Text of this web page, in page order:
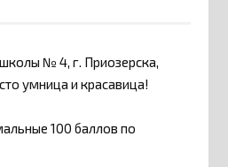
№ 4, г. Приозерска,
умница и красавица!
100 баллов по